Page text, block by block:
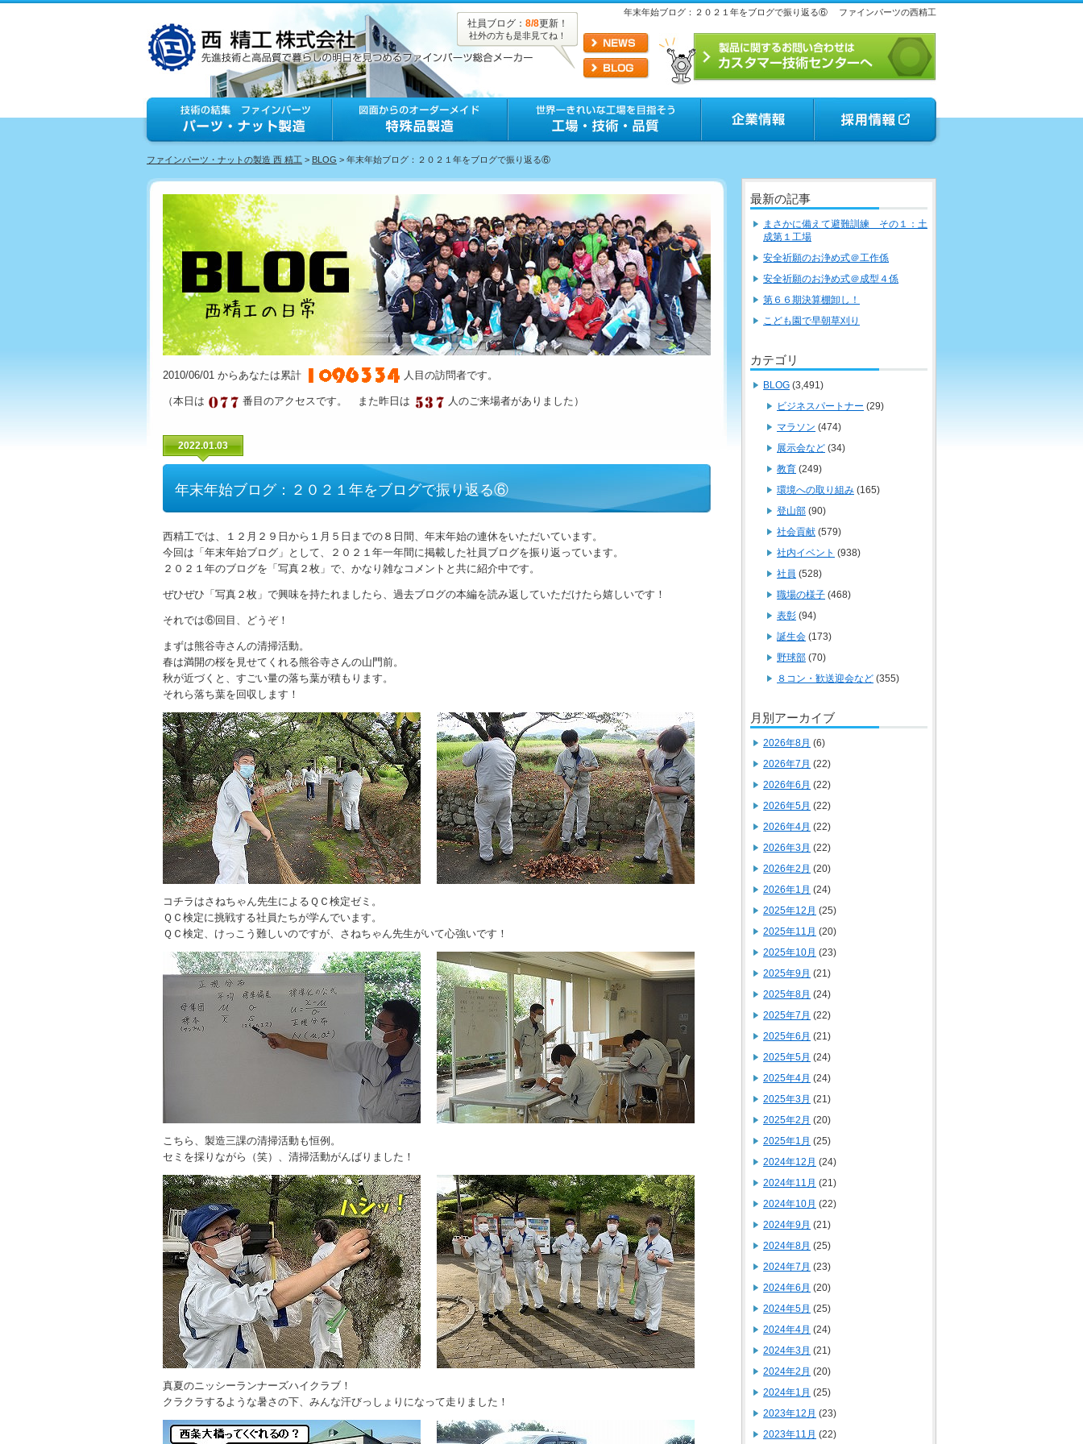
年末年始ブログ：２０２１年をブログで振り返る⑥ ファインパーツの西精工
社員ブログ： 8/8更新！
社外の方も是非見てね！
ファインパーツ・ナットの製造 西 精工 > BLOG > 年末年始ブログ：２０２１年をブログで振り返る⑥
2010/06/01 からあなたは累計 人目の訪問者です。
（本日は 番目のアクセスです。 また昨日は 人のご来場者がありました）
2022.01.03
年末年始ブログ：２０２１年をブログで振り返る⑥
西精工では、１２月２９日から１月５日までの８日間、年末年始の連休をいただいています。
今回は「年末年始ブログ」として、２０２１年一年間に掲載した社員ブログを振り返っています。
２０２１年のブログを「写真２枚」で、かなり雑なコメントと共に紹介中です。
ぜひぜひ「写真２枚」で興味を持たれましたら、過去ブログの本編を読み返していただけたら嬉しいです！
それでは⑥回目、どうぞ！
まずは熊谷寺さんの清掃活動。
春は満開の桜を見せてくれる熊谷寺さんの山門前。
秋が近づくと、すごい量の落ち葉が積もります。
それら落ち葉を回収します！
コチラはさねちゃん先生によるＱＣ検定ゼミ。
ＱＣ検定に挑戦する社員たちが学んでいます。
ＱＣ検定、けっこう難しいのですが、さねちゃん先生がいて心強いです！
こちら、製造三課の清掃活動も恒例。
セミを採りながら（笑）、清掃活動がんばりました！
真夏のニッシーランナーズハイクラブ！
クラクラするような暑さの下、みんな汗びっしょりになって走りました！
最新の記事
まさかに備えて避難訓練 その１：土
成第１工場
安全祈願のお浄め式＠工作係
安全祈願のお浄め式＠成型４係
第６６期決算棚卸し！
こども園で早朝草刈り
カテゴリ
BLOG (3,491)
ビジネスパートナー (29)
マラソン (474)
展示会など (34)
教育 (249)
環境への取り組み (165)
登山部 (90)
社会貢献 (579)
社内イベント (938)
社員 (528)
職場の様子 (468)
表彰 (94)
誕生会 (173)
野球部 (70)
８コン・歓送迎会など (355)
月別アーカイブ
2026年8月 (6)
2026年7月 (22)
2026年6月 (22)
2026年5月 (22)
2026年4月 (22)
2026年3月 (22)
2026年2月 (20)
2026年1月 (24)
2025年12月 (25)
2025年11月 (20)
2025年10月 (23)
2025年9月 (21)
2025年8月 (24)
2025年7月 (22)
2025年6月 (21)
2025年5月 (24)
2025年4月 (24)
2025年3月 (21)
2025年2月 (20)
2025年1月 (25)
2024年12月 (24)
2024年11月 (21)
2024年10月 (22)
2024年9月 (21)
2024年8月 (25)
2024年7月 (23)
2024年6月 (20)
2024年5月 (25)
2024年4月 (24)
2024年3月 (21)
2024年2月 (20)
2024年1月 (25)
2023年12月 (23)
2023年11月 (22)